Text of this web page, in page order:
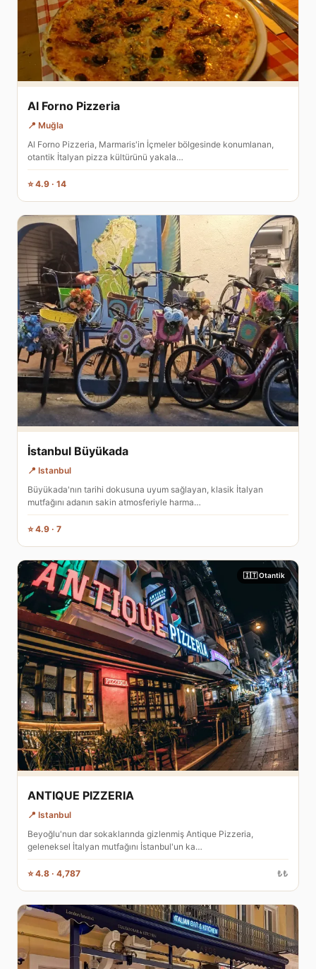
Al Forno Pizzeria
📍 Muğla
Al Forno Pizzeria, Marmaris'in İçmeler bölgesinde konumlanan,
otantik İtalyan pizza kültürünü yakala…
⭐ 4.9 · 14
İstanbul Büyükada
📍 Istanbul
Büyükada'nın tarihi dokusuna uyum sağlayan, klasik İtalyan
mutfağını adanın sakin atmosferiyle harma…
⭐ 4.9 · 7
🇮🇹 Otantik
ANTIQUE PIZZERIA
📍 Istanbul
Beyoğlu'nun dar sokaklarında gizlenmiş Antique Pizzeria,
geleneksel İtalyan mutfağını İstanbul'un ka…
⭐ 4.8 · 4,787 ₺₺